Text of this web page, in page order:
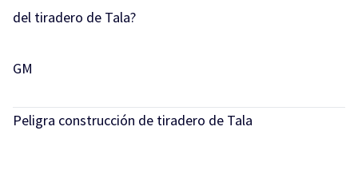
del tiradero de Tala?
GM
Peligra construcción de tiradero de Tala